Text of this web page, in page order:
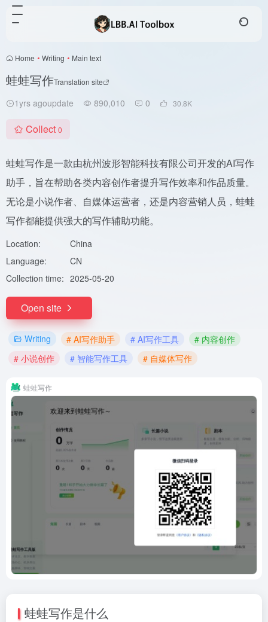
Home • Writing • Main text
蛙蛙写作Translation site
1yrs agoupdate 890,010 0 30.8K
Collect 0
蛙蛙写作是一款由杭州波形智能科技有限公司开发的AI写作
助手，旨在帮助各类内容创作者提升写作效率和作品质量。
无论是小说作者、自媒体运营者，还是内容营销人员，蛙蛙
写作都能提供强大的写作辅助功能。
Location:
China
Language:
CN
Collection time: 2025-05-20
Open site
Writing # AI写作助手 # AI写作工具
# 内容创作
# 小说创作
# 智能写作工具 # 自媒体写作
蛙蛙写作
蛙蛙写作是什么